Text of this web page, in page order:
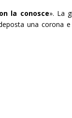
la conosce». La
una corona